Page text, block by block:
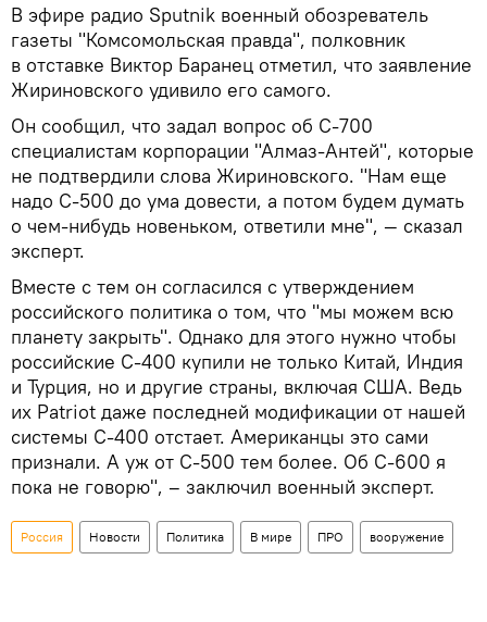
В эфире радио Sputnik военный обозреватель
газеты "Комсомольская правда", полковник
в отставке Виктор Баранец отметил, что заявление
Жириновского удивило его самого.
Он сообщил, что задал вопрос об С-700
специалистам корпорации "Алмаз-Антей", которые
не подтвердили слова Жириновского. "Нам еще
надо С-500 до ума довести, а потом будем думать
о чем-нибудь новеньком, ответили мне", — сказал
эксперт.
Вместе с тем он согласился с утверждением
российского политика о том, что "мы можем всю
планету закрыть". Однако для этого нужно чтобы
российские С-400 купили не только Китай, Индия
и Турция, но и другие страны, включая США. Ведь
их Patriot даже последней модификации от нашей
системы С-400 отстает. Американцы это сами
признали. А уж от С-500 тем более. Об С-600 я
пока не говорю", – заключил военный эксперт.
Россия Новости Политика В мире ПРО вооружение